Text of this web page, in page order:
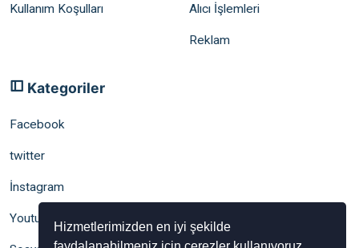
Hizmetlerimizden en iyi şekilde
Kullanım Koşulları Alıcı İşlemleri
Reklam
Kategoriler
Facebook
twitter
İnstagram
Youtube